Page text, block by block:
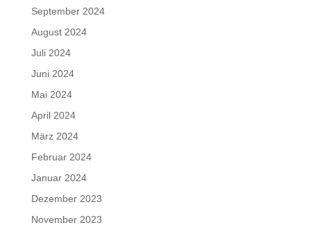
September 2024
August 2024
Juli 2024
Juni 2024
Mai 2024
April 2024
März 2024
Februar 2024
Januar 2024
Dezember 2023
November 2023